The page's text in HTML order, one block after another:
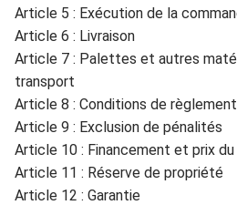
Article 5 : Exécution de la
Article 6 : Livraison
Article 7 : Palettes et autres
transport
Article 8 : Conditions de règlement
Article 9 : Exclusion de pénalités
Article 10 : Financement et prix
Article 11 : Réserve de propriété
Article 12 : Garantie